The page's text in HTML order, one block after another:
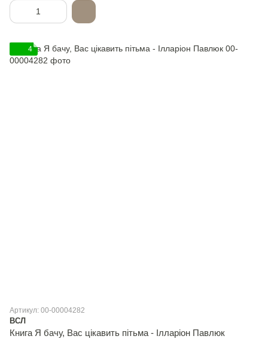
4
Артикул: 00-00004282
ВСЛ
Книга Я бачу, Вас цікавить пітьма - Ілларіон Павлюк